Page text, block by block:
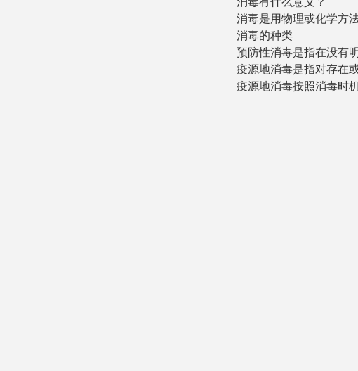
消毒是用物理或化学方
消毒的种类
预防性消毒是指在没有
疫源地消毒是指对存在
疫源地消毒按照消毒时